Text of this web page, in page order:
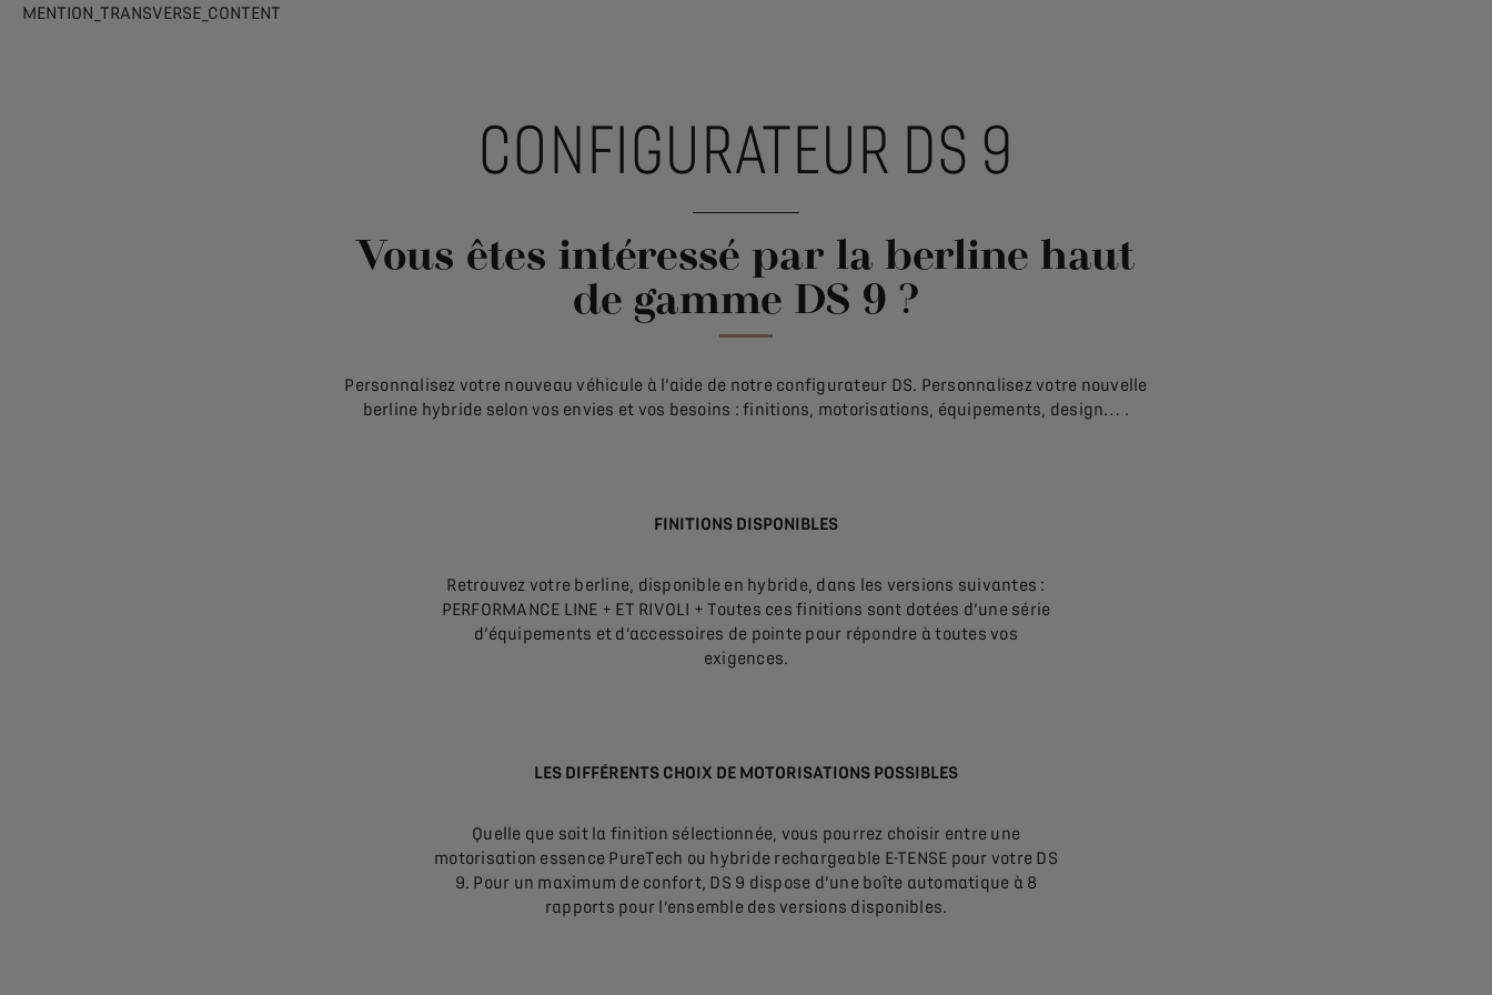
MENTION_TRANSVERSE_CONTENT
CONFIGURATEUR DS 9
Vous êtes intéressé par la berline haut
de gamme DS 9 ?
Personnalisez votre nouveau véhicule à l’aide de notre configurateur DS. Personnalisez votre nouvelle
berline hybride selon vos envies et vos besoins : finitions, motorisations, équipements, design… .
FINITIONS DISPONIBLES
Retrouvez votre berline, disponible en hybride, dans les versions suivantes :
PERFORMANCE LINE + ET RIVOLI + Toutes ces finitions sont dotées d’une série
d’équipements et d’accessoires de pointe pour répondre à toutes vos
exigences.
LES DIFFÉRENTS CHOIX DE MOTORISATIONS POSSIBLES
Quelle que soit la finition sélectionnée, vous pourrez choisir entre une
motorisation essence PureTech ou hybride rechargeable E-TENSE pour votre DS
9. Pour un maximum de confort, DS 9 dispose d’une boîte automatique à 8
rapports pour l’ensemble des versions disponibles.